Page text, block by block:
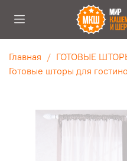
Главная
ГОТОВЫЕ
Готовые шторы для